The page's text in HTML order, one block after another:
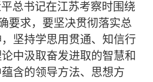
总书记在江苏考察时围绕
要求，要坚决贯彻落实总
坚持学思用贯通、知信行
中汲取奋发进取的智慧和
含的领导方法、思想方